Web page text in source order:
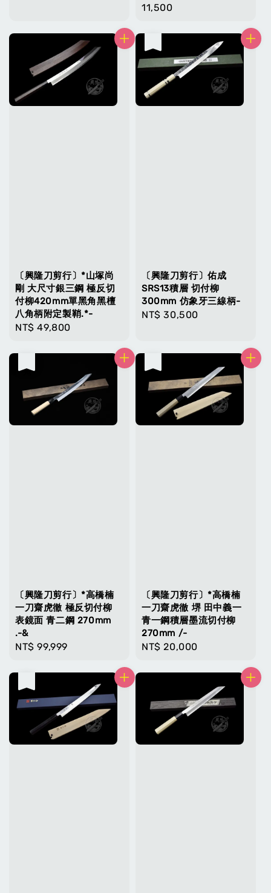
price
11,500
〔興隆刀剪行〕*山塚尚
剛 大尺寸銀三鋼 極反切
付柳420mm單黑角黑檀
八角柄附定製鞘.*-
Regular
NT$ 49,800
〔興隆刀剪行〕佑成
SRS13積層 切付柳
300mm 仿象牙三線柄-
Regular
NT$ 30,500
〔興隆刀剪行〕*高橋楠
一刀齋虎徹 極反切付柳
表鏡面 青二鋼 270mm
.-&
Regular
NT$ 99,999
〔興隆刀剪行〕*高橋楠
一刀齋虎徹 堺 田中義一
青一鋼積層墨流切付柳
270mm /-
Regular
NT$ 20,000